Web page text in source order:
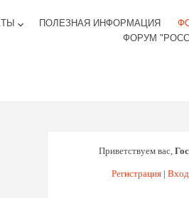
keyboard_arrow_down ПОЛЕЗНАЯ ИНФОРМАЦИЯ
ФОРУМ
Приветствуем вас,
Регистрация| Вход